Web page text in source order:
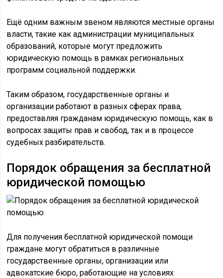
Ещё одним важным звеном являются местные органы
власти, такие как администрации муниципальных
образований, которые могут предложить
юридическую помощь в рамках региональных
программ социальной поддержки.
Таким образом, государственные органы и
организации работают в разных сферах права,
предоставляя гражданам юридическую помощь, как в
вопросах защиты прав и свобод, так и в процессе
судебных разбирательств.
Порядок обращения за бесплатной
юридической помощью
Для получения бесплатной юридической помощи
граждане могут обратиться в различные
государственные органы, организации или
адвокатские бюро, работающие на условиях